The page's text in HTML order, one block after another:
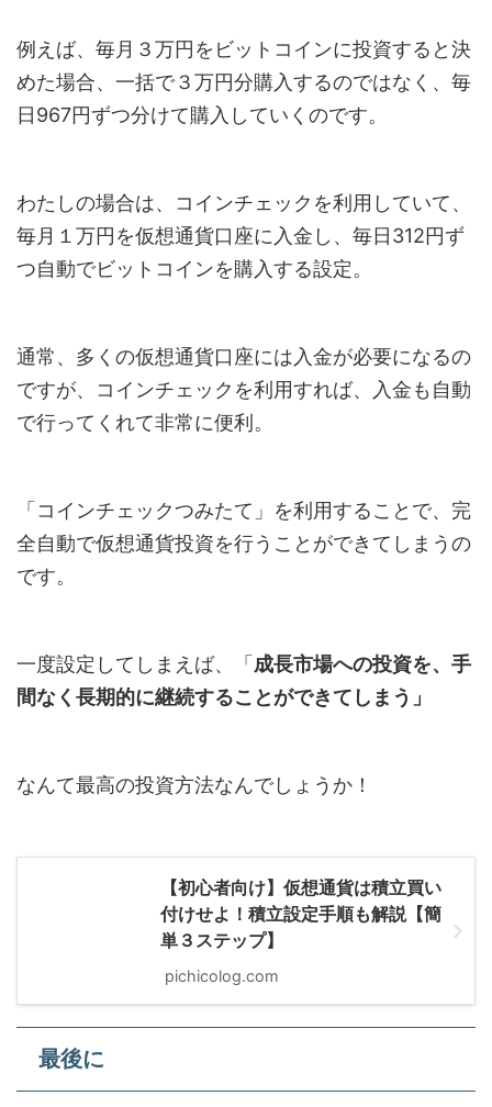
例えば、毎月３万円をビットコインに投資すると決
めた場合、一括で３万円分購入するのではなく、毎
日967円ずつ分けて購入していくのです。
わたしの場合は、コインチェックを利用していて、
毎月１万円を仮想通貨口座に入金し、毎日312円ず
つ自動でビットコインを購入する設定。
通常、多くの仮想通貨口座には入金が必要になるの
ですが、コインチェックを利用すれば、入金も自動
で行ってくれて非常に便利。
「コインチェックつみたて」を利用することで、完
全自動で仮想通貨投資を行うことができてしまうの
です。
一度設定してしまえば、「 成長市場への投資を、手
間なく長期的に継続することができてしまう」
なんて最高の投資方法なんでしょうか！
【初心者向け】仮想通貨は積立買い
付けせよ！積立設定手順も解説【簡
単３ステップ】
pichicolog.com
最後に